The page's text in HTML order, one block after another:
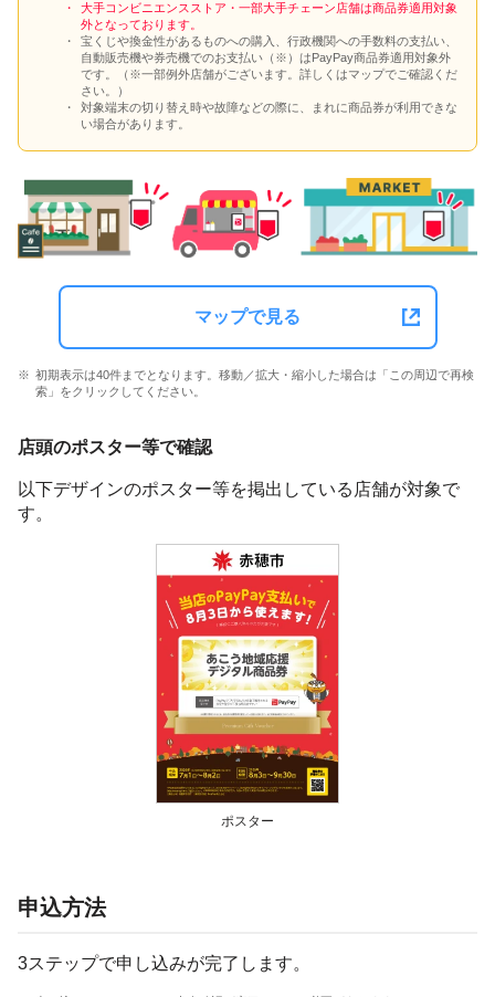
大手コンビニエンスストア・一部大手チェーン店舗は商品券適用対象
外となっております。
宝くじや換金性があるものへの購入、行政機関への手数料の支払い、
自動販売機や券売機でのお支払い（※）はPayPay商品券適用対象外
です。（※一部例外店舗がございます。詳しくはマップでご確認くだ
さい。）
対象端末の切り替え時や故障などの際に、まれに商品券が利用できな
い場合があります。
マップで見る
初期表示は40件までとなります。移動／拡大・縮小した場合は「この周辺で再検
索」をクリックしてください。
店頭のポスター等で確認
以下デザインのポスター等を掲出している店舗が対象で
す。
ポスター
申込方法
3ステップで申し込みが完了します。